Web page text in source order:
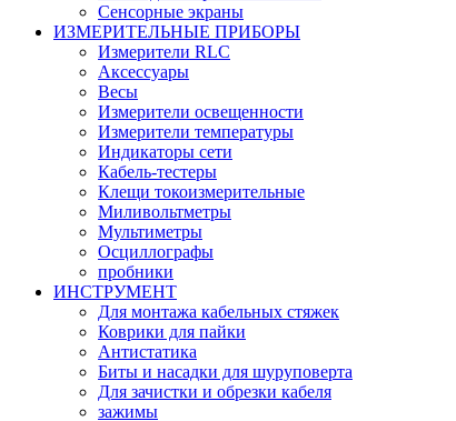
Сенсорные экраны
ИЗМЕРИТЕЛЬНЫЕ ПРИБОРЫ
Измерители RLC
Аксессуары
Весы
Измерители освещенности
Измерители температуры
Индикаторы сети
Кабель-тестеры
Клещи токоизмерительные
Миливольтметры
Мультиметры
Осциллографы
пробники
ИНСТРУМЕНТ
Для монтажа кабельных стяжек
Коврики для пайки
Антистатика
Биты и насадки для шуруповерта
Для зачистки и обрезки кабеля
зажимы